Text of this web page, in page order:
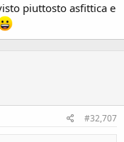
piuttosto asfittica e
#32,707